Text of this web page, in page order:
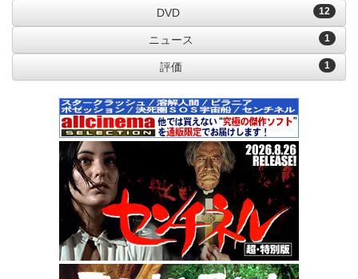
12
DVD
1
ニュース
1
評価